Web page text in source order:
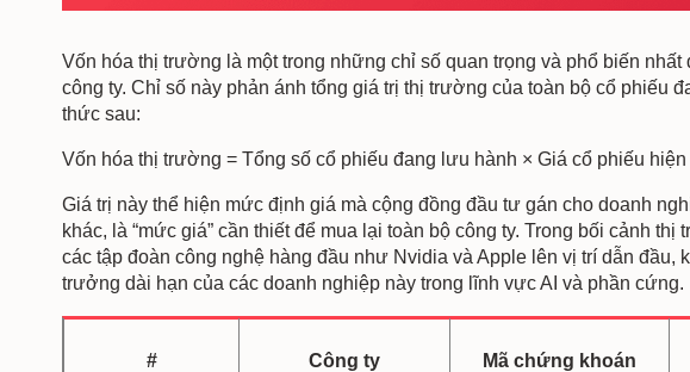
Vốn hóa thị trường là một trong những chỉ số quan trọng và phổ biến nhất
công ty. Chỉ số này phản ánh tổng giá trị thị trường của toàn bộ cổ phiếu
thức sau:
Vốn hóa thị trường = Tổng số cổ phiếu đang lưu hành × Giá cổ phiếu hiện
Giá trị này thể hiện mức định giá mà cộng đồng đầu tư gán cho doanh
khác, là “mức giá” cần thiết để mua lại toàn bộ công ty. Trong bối cảnh
các tập đoàn công nghệ hàng đầu như Nvidia và Apple lên vị trí dẫn đầu,
trưởng dài hạn của các doanh nghiệp này trong lĩnh vực AI và phần cứng.
# Công ty Mã chứng khoán